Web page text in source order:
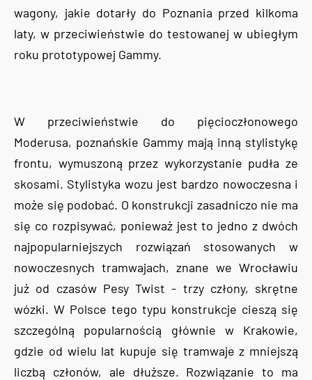
wagony, jakie dotarły do Poznania przed kilkoma
laty, w przeciwieństwie do testowanej w ubiegłym
roku prototypowej Gammy.
W przeciwieństwie do pięcioczłonowego
Moderusa, poznańskie Gammy mają inną stylistykę
frontu, wymuszoną przez wykorzystanie pudła ze
skosami. Stylistyka wozu jest bardzo nowoczesna i
może się podobać. O konstrukcji zasadniczo nie ma
się co rozpisywać, ponieważ jest to jedno z dwóch
najpopularniejszych rozwiązań stosowanych w
nowoczesnych tramwajach, znane we Wrocławiu
już od czasów Pesy Twist - trzy człony, skrętne
wózki. W Polsce tego typu konstrukcje cieszą się
szczególną popularnością głównie w Krakowie,
gdzie od wielu lat kupuje się tramwaje z mniejszą
liczbą członów, ale dłuższe. Rozwiązanie to ma